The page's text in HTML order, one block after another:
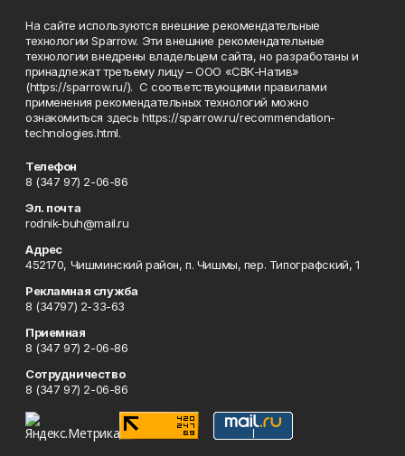
На сайте используются внешние рекомендательные
технологии Sparrow. Эти внешние рекомендательные
технологии внедрены владельцем сайта, но разработаны и
принадлежат третьему лицу – ООО «СВК-Натив»
(https://sparrow.ru/). С соответствующими правилами
применения рекомендательных технологий можно
ознакомиться здесь https://sparrow.ru/recommendation-
technologies.html.
Телефон
8 (347 97) 2-06-86
Эл. почта
rodnik-buh@mail.ru
Адрес
452170, Чишминский район, п. Чишмы, пер. Типографский, 1
Рекламная служба
8 (34797) 2-33-63
Приемная
8 (347 97) 2-06-86
Сотрудничество
8 (347 97) 2-06-86